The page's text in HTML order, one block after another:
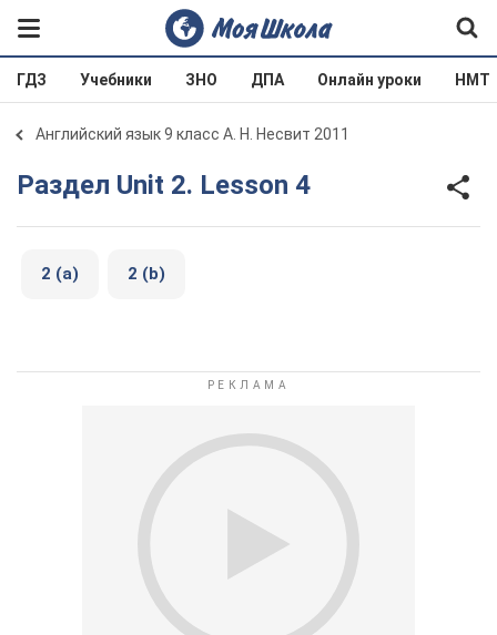
ГДЗ Учебники ЗНО ДПА Онлайн уроки НМТ
Английский язык 9 класс А. Н. Несвит 2011
Раздел Unit 2. Lesson 4
2 (a) 2 (b)